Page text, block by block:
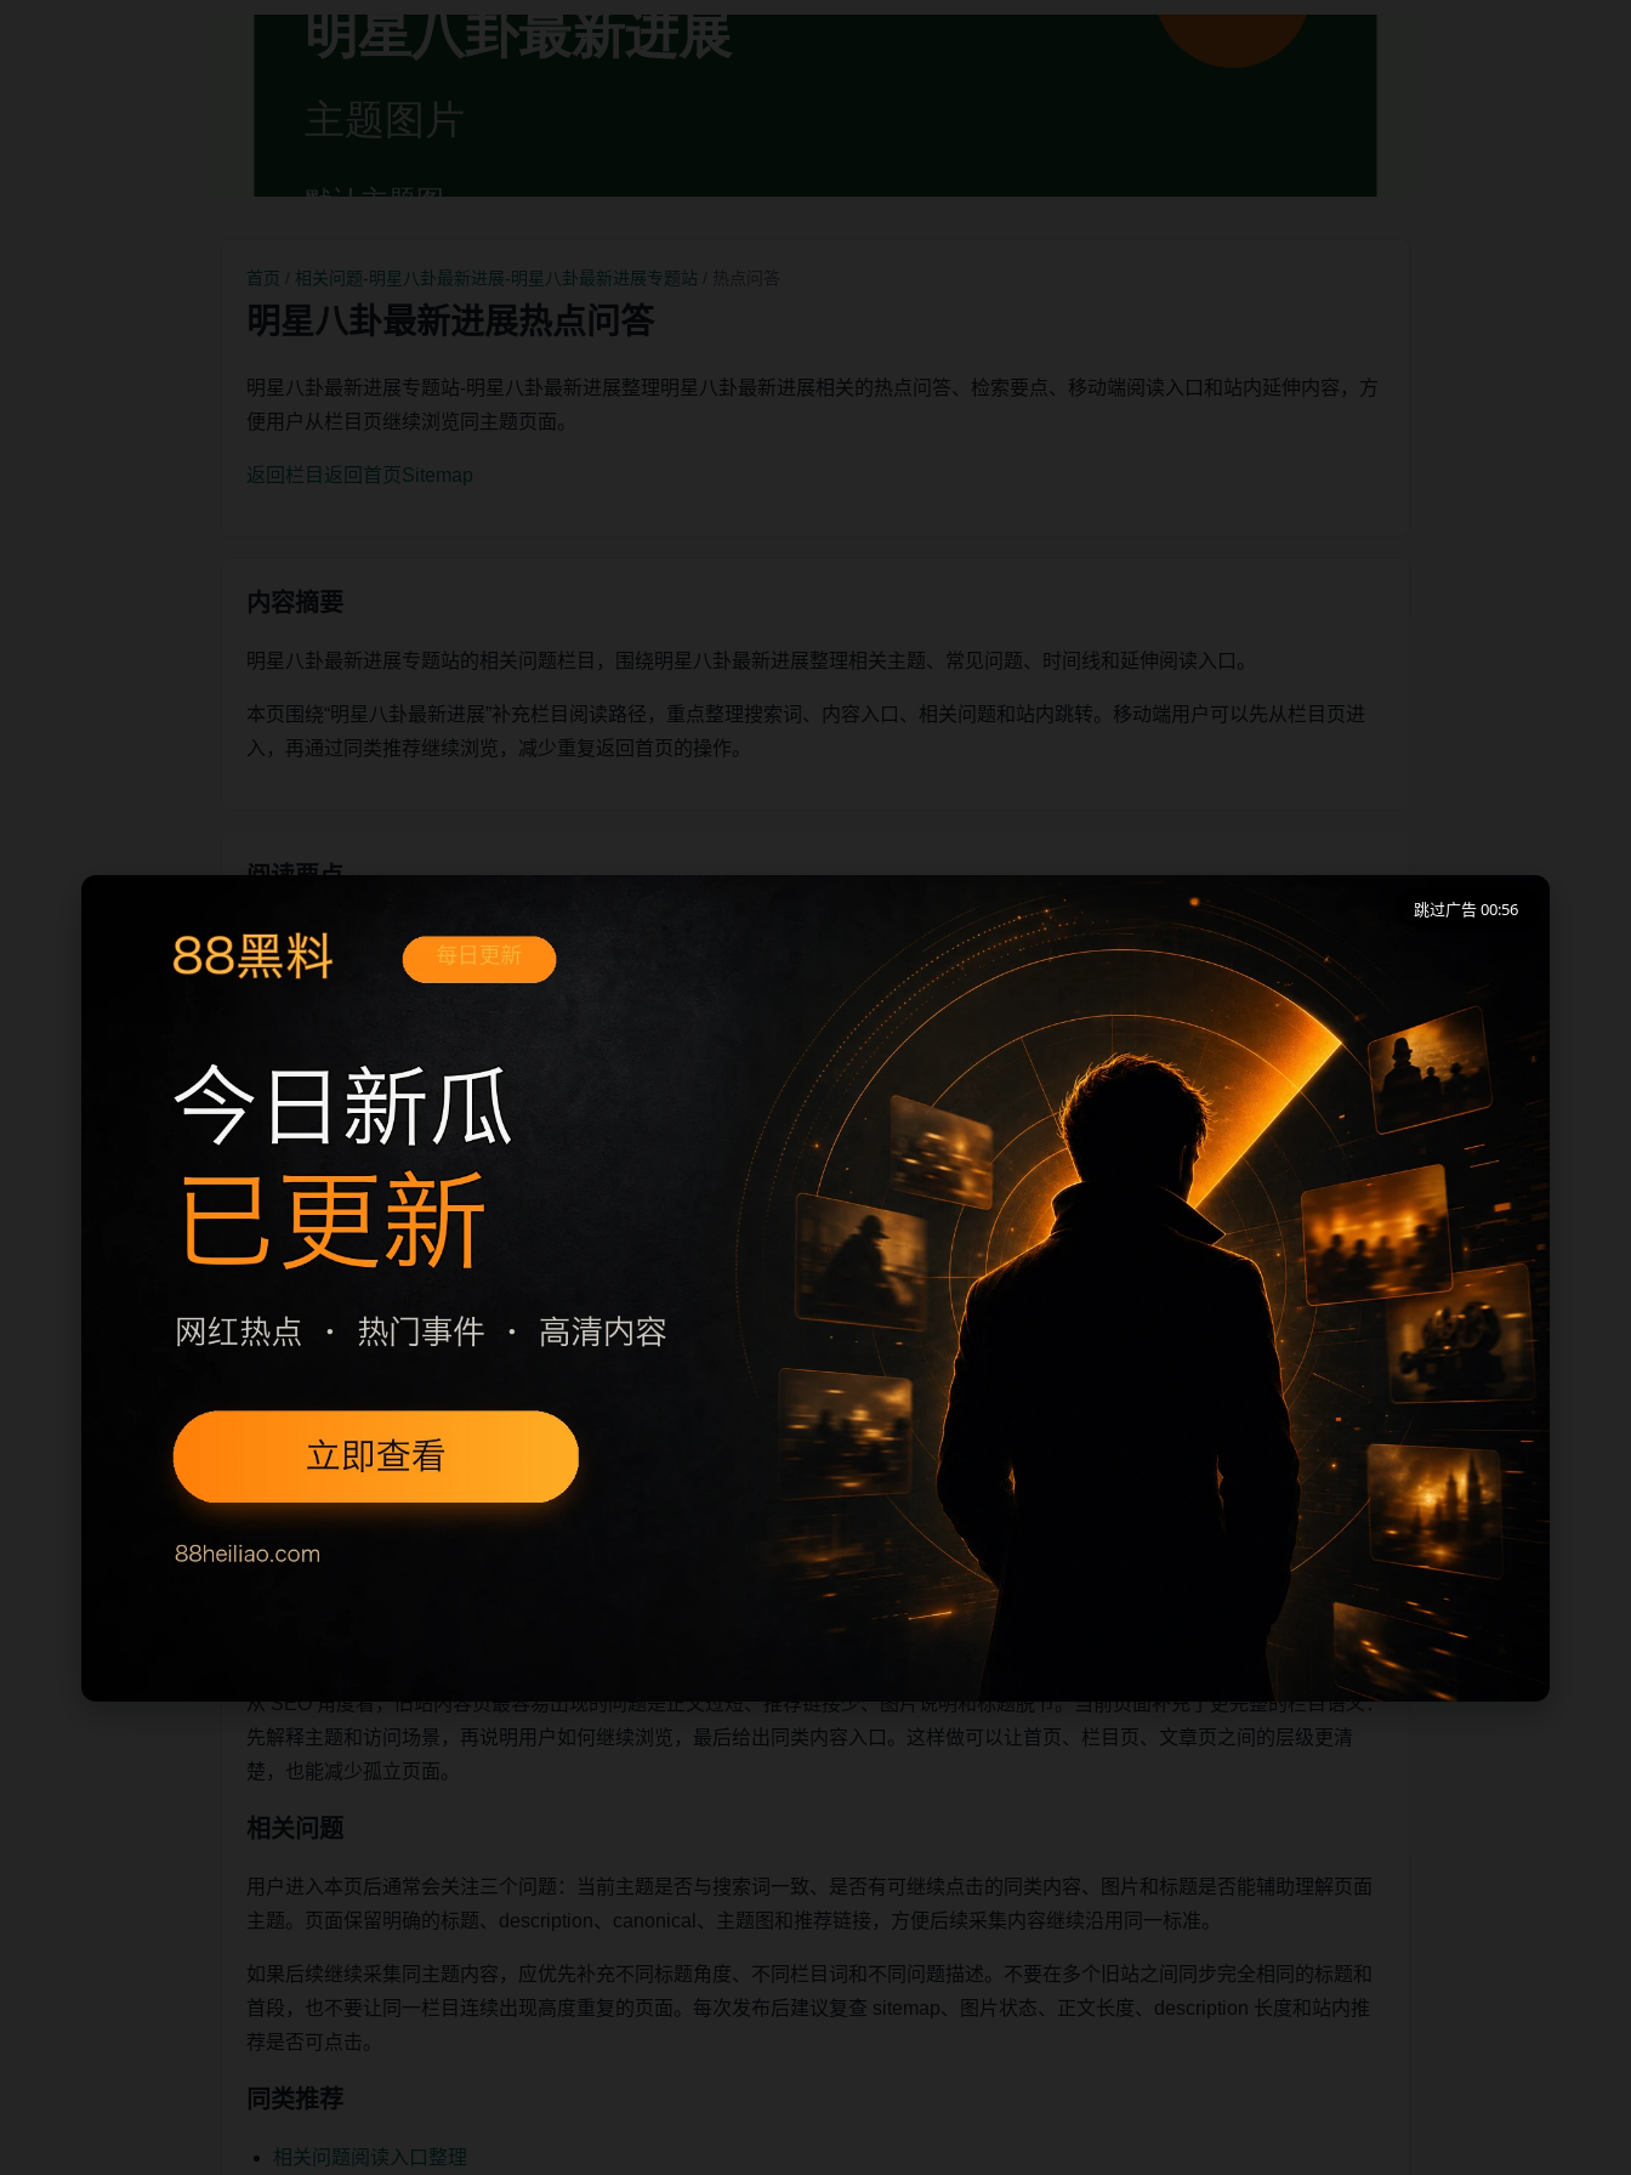
首页 相关问题-明星八卦最新进展-明星八卦最新进展专题站
明星八卦最新进展热点问答
明星八卦最新进展专题站-明星八卦最新进展整理明星八卦最新进展相关的热点问答、检索要点、移动端阅读入口和站内延伸内容，方
便用户从栏目页继续浏览同主题页面。
返回栏目 返回首页 Sitemap
内容摘要
明星八卦最新进展专题站的相关问题栏目，围绕明星八卦最新进展整理相关主题、常见问题、时间线和延伸阅读入口。
本页围绕“明星八卦最新进展”补充栏目阅读路径，重点整理搜索词、内容入口、相关问题和站内跳转。移动端用户可以先从栏目页进
入，再通过同类推荐继续浏览，减少重复返回首页的操作。
阅读要点
确认页面标题、栏目主题和图片说明是否一致，优先阅读与关键词最接近的内容。
从栏目页进入同主题页面，保持首页、栏目页、内容页三层点击深度清晰。
遇到相似标题时，优先查看摘要、更新时间和站内推荐，避免重复浏览。
同类推荐
明星八卦最新进展更新脉络
明星八卦最新进展检索指南
明星八卦最新进展热点问答
上一篇 下一篇
每日更新节奏
明星八卦最新进展热点问答围绕ysyd补充搜索场景、栏目入口、图片说明和站内推荐。采集和生成内容时采用少量、持续、错峰的方
式，不同站点使用不同标题角度，降低站群内容高度重复的风险。
本页不是单独堆叠关键词，而是把主题摘要、阅读顺序、相关问题和继续浏览入口放在同一页面，帮助移动端用户减少反复搜索，也
从 SEO 角度看，旧站内容页最容易出现的问题是正文过短、推荐链接少、图片说明和标题脱节。当前页面补充了更完整的栏目语义：
先解释主题和访问场景，再说明用户如何继续浏览，最后给出同类内容入口。这样做可以让首页、栏目页、文章页之间的层级更清
楚，也能减少孤立页面。
相关问题
用户进入本页后通常会关注三个问题：当前主题是否与搜索词一致、是否有可继续点击的同类内容、图片和标题是否能辅助理解页面
主题。页面保留明确的标题、description、canonical、主题图和推荐链接，方便后续采集内容继续沿用同一标准。
如果后续继续采集同主题内容，应优先补充不同标题角度、不同栏目词和不同问题描述。不要在多个旧站之间同步完全相同的标题和
首段，也不要让同一栏目连续出现高度重复的页面。每次发布后建议复查 sitemap、图片状态、正文长度、description 长度和站内推
荐是否可点击。
同类推荐
相关问题阅读入口整理
跳过广告 00:55